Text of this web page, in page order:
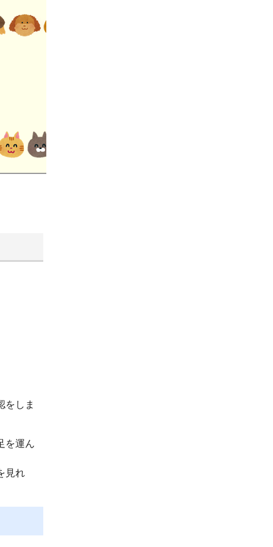
をしま
を運ん
見れ